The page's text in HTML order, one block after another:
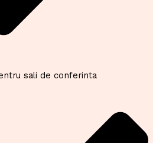
sali de conferinta